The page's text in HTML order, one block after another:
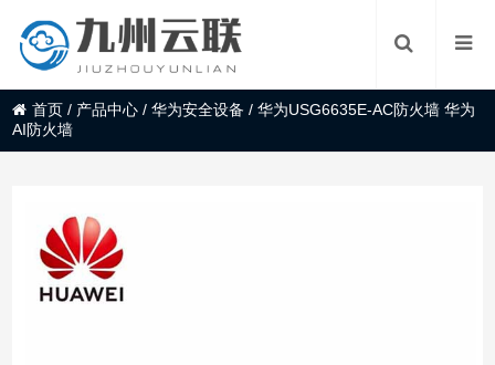
首页 / 产品中心 /华为安全设备 /华为USG6635E-AC防火墙 华为
AI防火墙